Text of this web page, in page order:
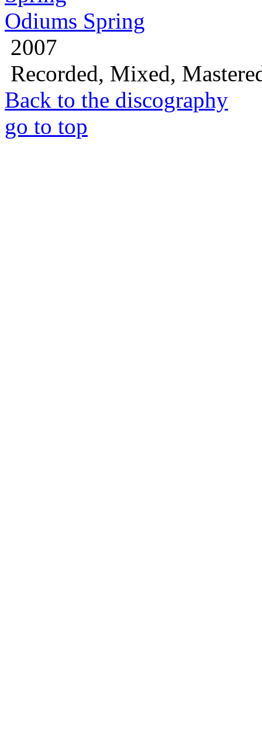
Odiums Spring
2007
Recorded, Mixed,
Back to the discography
go to top